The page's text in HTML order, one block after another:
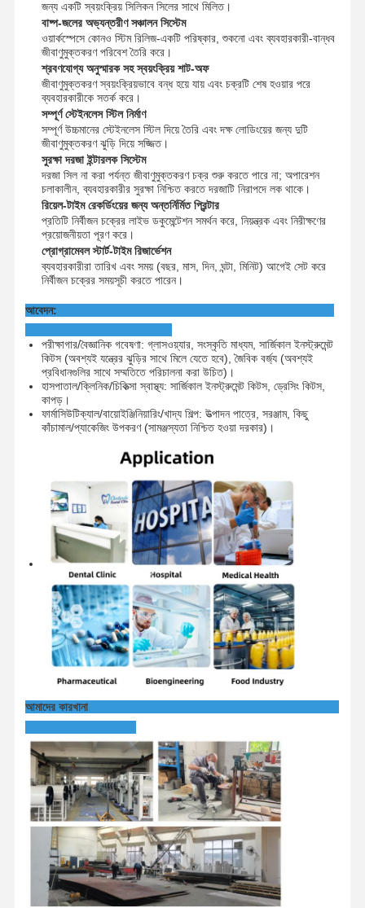
ইথিলিন অক্সাইড জীবাণুমুক্তকারক
ফার্মাসিউটিক্যাল জীবাণুমুক্তকারক
স্বয়ংক্রিয় ওয়াশার জীবাণুনাশক
CSSD সরঞ্জাম
জল চিকিত্সা সরঞ্জাম
শুকানোর ক্যাবিনেট
পরীক্ষাগার সরঞ্জাম
জন্য একটি স্বয়ংক্রিয় সিলিকন সিলের সাথে মিলিত।
বাষ্প-জলের অভ্যন্তরীণ সঞ্চালন সিস্টেম
ওয়ার্কস্পেসে কোনও স্টিম রিলিজ-একটি পরিষ্কার, শুকনো এবং ব্যবহারকারী-বান্ধব
জীবাণুমুক্তকরণ পরিবেশ তৈরি করে।
শ্রবণযোগ্য অনুস্মারক সহ স্বয়ংক্রিয় শাট-অফ
জীবাণুমুক্তকরণ স্বয়ংক্রিয়ভাবে বন্ধ হয়ে যায় এবং চক্রটি শেষ হওয়ার পরে
ব্যবহারকারীকে সতর্ক করে।
সম্পূর্ণ স্টেইনলেস স্টিল নির্মাণ
সম্পূর্ণ উচ্চমানের স্টেইনলেস স্টিল দিয়ে তৈরি এবং দক্ষ লোডিংয়ের জন্য দুটি
জীবাণুমুক্তকরণ ঝুড়ি দিয়ে সজ্জিত।
সুরক্ষা দরজা ইন্টারলক সিস্টেম
দরজা সিল না করা পর্যন্ত জীবাণুমুক্তকরণ চক্র শুরু করতে পারে না; অপারেশন
চলাকালীন, ব্যবহারকারীর সুরক্ষা নিশ্চিত করতে দরজাটি নিরাপদে লক থাকে।
রিয়েল-টাইম রেকর্ডিংয়ের জন্য অন্তর্নির্মিত প্রিন্টার
প্রতিটি নির্বীজন চক্রের লাইভ ডকুমেন্টেশন সমর্থন করে, নিয়ন্ত্রক এবং নিরীক্ষণের
প্রয়োজনীয়তা পূরণ করে।
প্রোগ্রামেবল স্টার্ট-টাইম রিজার্ভেশন
ব্যবহারকারীরা তারিখ এবং সময় (বছর, মাস, দিন, ঘন্টা, মিনিট) আগেই সেট করে
নির্বীজন চক্রের সময়সূচী করতে পারেন।
আবেদন:
পরীক্ষাগার/বৈজ্ঞানিক গবেষণা: গ্লাসওয়্যার, সংস্কৃতি মাধ্যম, সার্জিকাল ইনস্ট্রুমেন্ট
কিটস (অবশ্যই যন্ত্রের ঝুড়ির সাথে মিলে যেতে হবে), জৈবিক বর্জ্য (অবশ্যই
প্রবিধানগুলির সাথে সম্মতিতে পরিচালনা করা উচিত)।
হাসপাতাল/ক্লিনিক/চিকিত্সা স্বাস্থ্য: সার্জিকাল ইনস্ট্রুমেন্ট কিটস, ড্রেসিং কিটস,
কাপড়।
ফার্মাসিউটিক্যাল/বায়োইঞ্জিনিয়ারিং/খাদ্য শিল্প: উত্পাদন পাত্রে, সরঞ্জাম, কিছু
কাঁচামাল/প্যাকেজিং উপকরণ (সামঞ্জস্যতা নিশ্চিত হওয়া দরকার)।
আমাদের কারখানা